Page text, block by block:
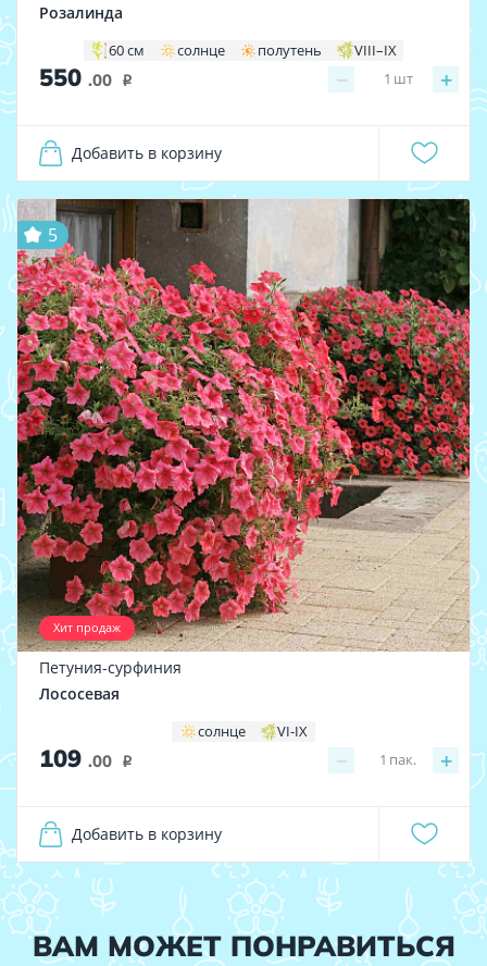
Розалинда
60 см солнце полутень VIII–IX
550 .00 i − +
1 шт
Добавить в корзину
Хит продаж
5
Петуния-сурфиния
Лососевая
солнце VI-IX
109 .00 i − +
1 пак.
Добавить в корзину
ВАМ МОЖЕТ ПОНРАВИТЬСЯ